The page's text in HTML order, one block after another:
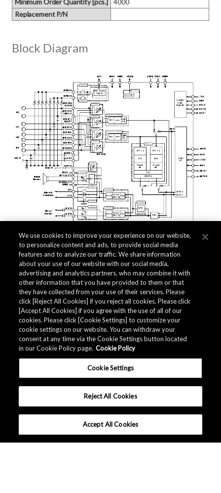
Minimum Order Quantity [pcs.]
4000
Replacement P/N
Block Diagram
Related Documents
We use cookies to improve your experience on our website,
to personalize content and ads, to provide social media
features and to analyze our traffic. We share information
about your use of our website with our social media,
advertising and analytics partners, who may combine it with
other information that you have provided to them or that
they have collected from your use of their services. Please
click [Reject All Cookies] if you reject all cookies. Please click
[Accept All Cookies] if you agree with the use of all of our
cookies. Please click [Cookie Settings] to customize your
cookie settings on our website. You can withdraw your
consent at any time via the Cookie Settings button located
in our Cookie Policy page. Cookie Policy
Cookie Settings
Reject All Cookies
Accept All Cookies